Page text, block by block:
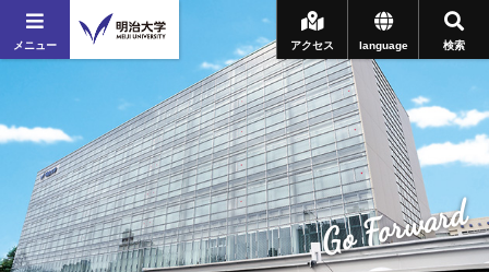
メニュー 検索
language
アクセス
Go Forward